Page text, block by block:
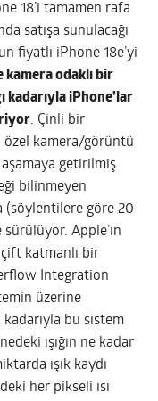
18’i tamamen rafa
satışa sunulacağı
fiyatlı iPhone 18e’yi
kamera odaklı bir
kadarıyla iPhone’lar
. Çinli bir
özel kamera/görüntü
getirilmiş
bilinmeyen
(söylentilere göre 20
Apple’ın
çift katmanlı bir
Integration
üzerine
kadarıyla bu sistem
ışığın ne kadar
ışık kaydı
her pikseli ısı